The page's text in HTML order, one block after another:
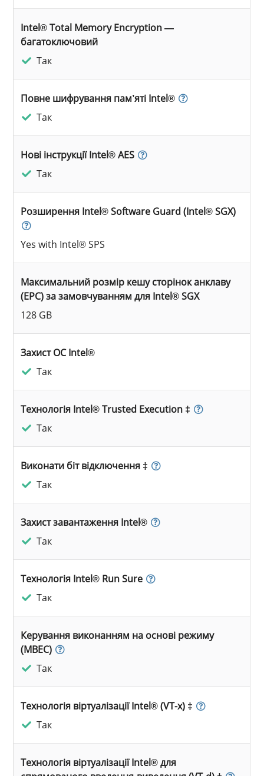
Intel® Total Memory Encryption —
багатоключовий
Так
Повне шифрування пам’яті Intel®
Так
Нові інструкції Intel® AES
Так
Розширення Intel® Software Guard (Intel® SGX)
Yes with Intel® SPS
Максимальний розмір кешу сторінок анклаву
(EPC) за замовчуванням для Intel® SGX
128 GB
Захист ОС Intel®
Так
Технологія Intel® Trusted Execution ‡
Так
Виконати біт відключення ‡
Так
Захист завантаження Intel®
Так
Технологія Intel® Run Sure
Так
Керування виконанням на основі режиму
(MBEC)
Так
Технологія віртуалізації Intel® (VT-x) ‡
Так
Технологія віртуалізації Intel® для